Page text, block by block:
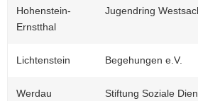
Hohenstein-
Ernstthal
Jugendring
Lichtenstein Begehungen e.V.
Werdau Stiftung Soziale